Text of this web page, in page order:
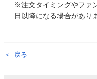
※注文タイミングやファ
日以降になる場合があり
戻る